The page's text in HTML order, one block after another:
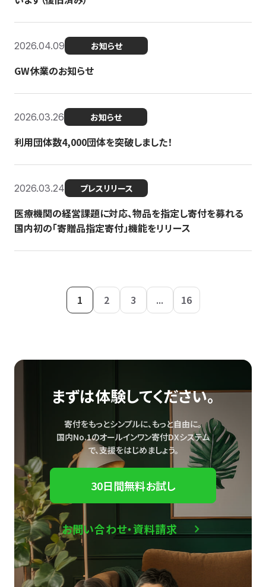
2026.04.09 お知らせ
GW休業のお知らせ
2026.03.26 お知らせ
利用団体数4,000団体を突破しました！
2026.03.24 プレスリリース
医療機関の経営課題に対応、物品を指定し寄付を募れる
国内初の「寄贈品指定寄付」機能をリリース
1 2 3 ... 16
まずは体験してください。
寄付をもっとシンプルに、もっと自由に。
国内No.1のオールインワン寄付DXシステム
で、支援をはじめましょう。
30日間無料お試し
お問い合わせ・資料請求